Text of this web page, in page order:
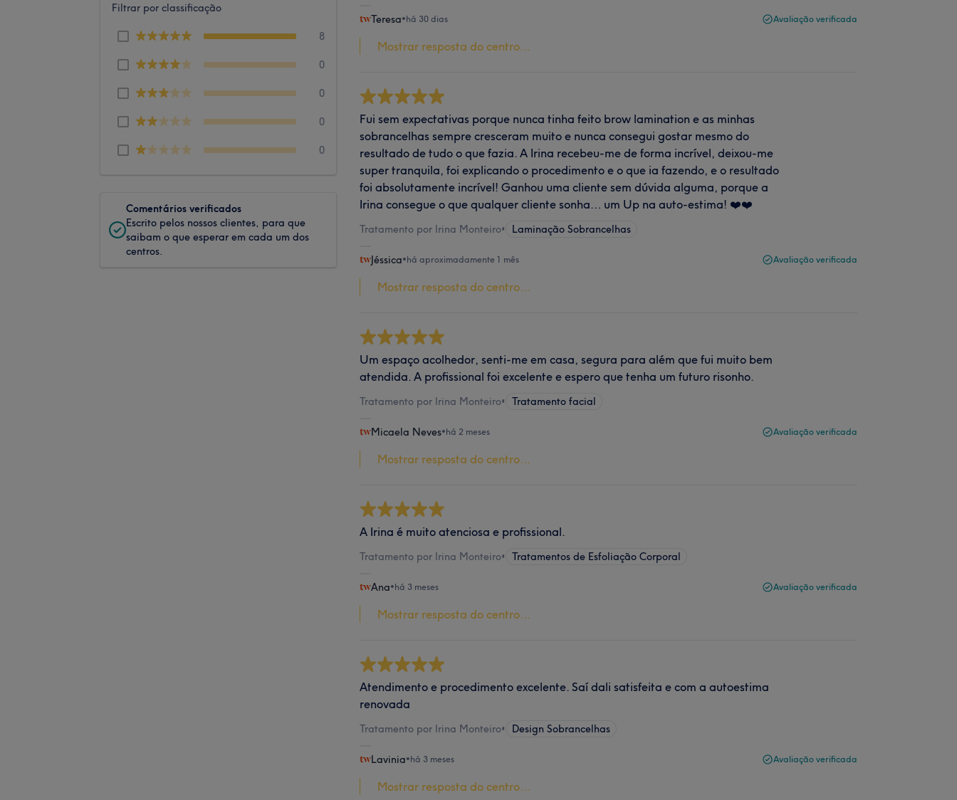
Filtrar por classificação
8
0
0
0
0
Comentários verificados
Escrito pelos nossos clientes, para que
saibam o que esperar em cada um dos
centros.
Teresa•há 30 dias Avaliação verificada
Mostrar resposta do centro...
Fui sem expectativas porque nunca tinha feito brow lamination e as minhas
sobrancelhas sempre cresceram muito e nunca consegui gostar mesmo do
resultado de tudo o que fazia. A Irina recebeu-me de forma incrível, deixou-me
super tranquila, foi explicando o procedimento e o que ia fazendo, e o resultado
foi absolutamente incrível! Ganhou uma cliente sem dúvida alguma, porque a
Irina consegue o que qualquer cliente sonha… um Up na auto-estima! ❤️❤️
Tratamento por Irina Monteiro• Laminação Sobrancelhas
Jéssica•há aproximadamente 1 mês Avaliação verificada
Mostrar resposta do centro...
Um espaço acolhedor, senti-me em casa, segura para além que fui muito bem
atendida. A profissional foi excelente e espero que tenha um futuro risonho.
Tratamento por Irina Monteiro• Tratamento facial
Micaela Neves•há 2 meses Avaliação verificada
Mostrar resposta do centro...
A Irina é muito atenciosa e profissional.
Tratamento por Irina Monteiro• Tratamentos de Esfoliação Corporal
Ana•há 3 meses Avaliação verificada
Mostrar resposta do centro...
Atendimento e procedimento excelente. Saí dali satisfeita e com a autoestima
renovada
Tratamento por Irina Monteiro• Design Sobrancelhas
Lavinia•há 3 meses Avaliação verificada
Mostrar resposta do centro...